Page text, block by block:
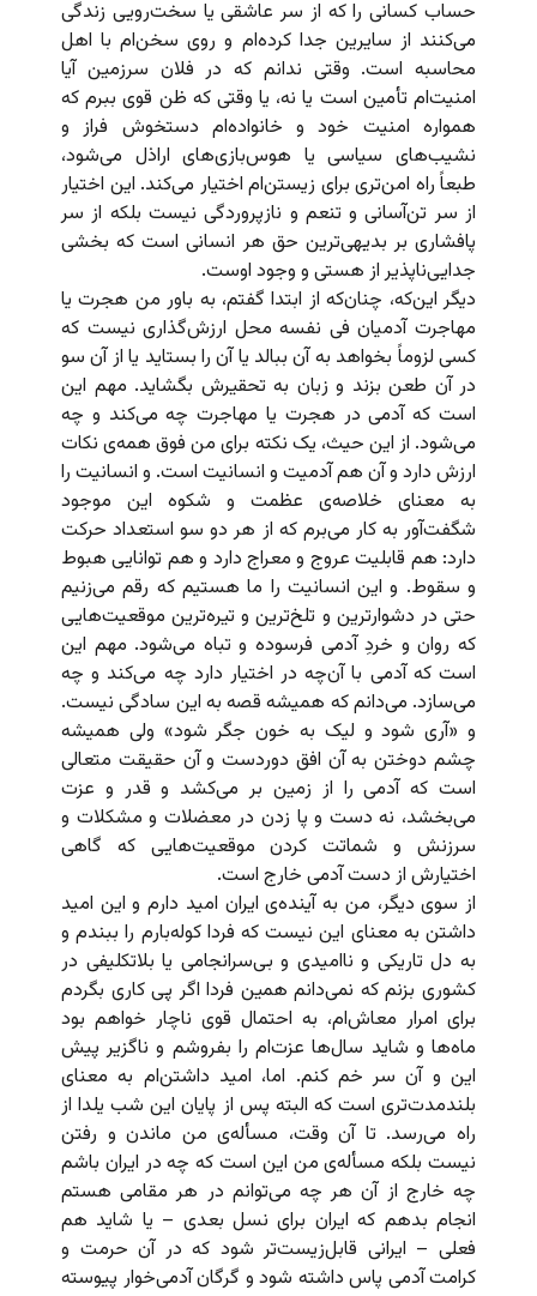
حساب کسانی را که از سر عاشقی یا سخت‌رویی زندگی
می‌کنند از سایرین جدا کرده‌ام و روی سخن‌ام با اهل
محاسبه است. وقتی ندانم که در فلان سرزمین آیا
امنیت‌ام تأمین است یا نه، یا وقتی که ظن قوی ببرم که
همواره امنیت خود و خانواده‌ام دستخوش فراز و
نشیب‌های سیاسی یا هوس‌بازی‌های اراذل می‌شود،
طبعاً راه امن‌تری برای زیستن‌ام اختیار می‌کند. این اختیار
از سر تن‌آسانی و تنعم و نازپروردگی نیست بلکه از سر
پافشاری بر بدیهی‌ترین حق هر انسانی است که بخشی
جدایی‌ناپذیر از هستی و وجود اوست.
دیگر این‌که، چنان‌که از ابتدا گفتم، به باور من هجرت یا
مهاجرت آدمیان فی نفسه محل ارزش‌گذاری نیست که
کسی لزوماً بخواهد به آن ببالد یا آن را بستاید یا از آن سو
در آن طعن بزند و زبان به تحقیرش بگشاید. مهم این
است که آدمی در هجرت یا مهاجرت چه می‌کند و چه
می‌شود. از این حیث، یک نکته برای من فوق همه‌ی نکات
ارزش دارد و آن هم آدمیت و انسانیت است. و انسانیت را
به معنای خلاصه‌ی عظمت و شکوه این موجود
شگفت‌آور به کار می‌برم که از هر دو سو استعداد حرکت
دارد: هم قابلیت عروج و معراج دارد و هم توانایی هبوط
و سقوط. و این انسانیت را ما هستیم که رقم می‌زنیم
حتی در دشوارترین و تلخ‌ترین و تیره‌ترین موقعیت‌هایی
که روان و خردِ‌ آدمی فرسوده و تباه می‌شود. مهم این
است که آدمی با آن‌چه در اختیار دارد چه می‌کند و چه
می‌سازد. می‌دانم که همیشه قصه به این سادگی نیست.
و «آری شود و لیک به خون جگر شود» ولی همیشه
چشم دوختن به آن افق دوردست و آن حقیقت متعالی
است که آدمی را از زمین بر می‌کشد و قدر و عزت
می‌بخشد، نه دست و پا زدن در معضلات و مشکلات و
سرزنش و شماتت کردن موقعیت‌هایی که گاهی
اختیارش از دست آدمی خارج است.
از سوی دیگر، من به آینده‌ی ایران امید دارم و این امید
داشتن به معنای این نیست که فردا کوله‌بارم را ببندم و
به دل تاریکی و ناامیدی و بی‌سرانجامی یا بلاتکلیفی در
کشوری بزنم که نمی‌دانم همین فردا اگر پی کاری بگردم
برای امرار معاش‌ام، به احتمال قوی ناچار خواهم بود
ماه‌ها و شاید سال‌ها عزت‌ام را بفروشم و ناگزیر پیش
این و آن سر خم کنم. اما، امید داشتن‌ام به معنای
بلند‌مدت‌تری است که البته پس از پایان این شب یلدا از
راه می‌رسد. تا آن وقت، مسأله‌ی من ماندن و رفتن
نیست بلکه مسأله‌ی من این است که چه در ایران باشم
چه خارج از آن هر چه می‌توانم در هر مقامی هستم
انجام بدهم که ایران برای نسل بعدی – یا شاید هم
فعلی – ایرانی قابل‌زیست‌تر شود که در آن حرمت و
کرامت آدمی پاس داشته شود و گرگان آدمی‌خوار پیوسته